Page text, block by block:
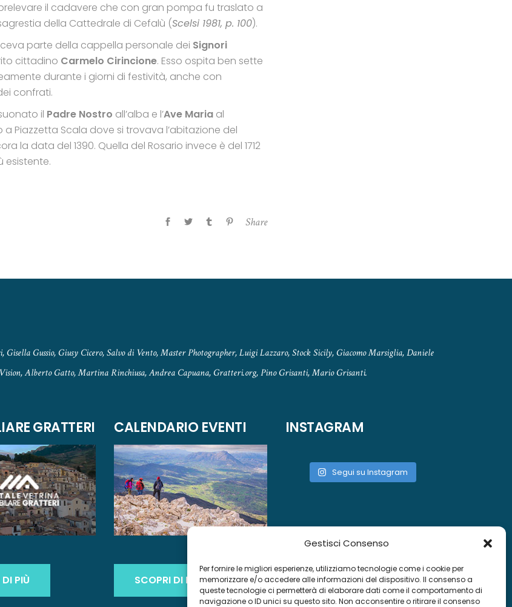
Gestisci Consenso
Per fornire le migliori esperienze, utilizziamo tecnologie come i cookie per
memorizzare e/o accedere alle informazioni del dispositivo. Il consenso a
queste tecnologie ci permetterà di elaborare dati come il comportamento di
navigazione o ID unici su questo sito. Non acconsentire o ritirare il consenso
il cadavere che con gran pompa fu traslato a
della Cattedrale di Cefalù (Scelsi 1981, p. 100).
parte della cappella personale dei Signori
cittadino Carmelo Cirincione. Esso ospita ben sette
durante i giorni di festività, anche con
confrati.
il Padre Nostro all’alba e l’Ave Maria al
Piazzetta Scala dove si trovava l’abitazione del
la data del 1390. Quella del Rosario invece è del 1712
esistente.
Share
Gisella Gussio, Giusy Cicero, Salvo di Vento, Master Photographer, Luigi Lazzaro, Stock Sicily, Giacomo Marsiglia, Daniele
Vision, Alberto Gatto, Martina Rinchiusa, Andrea Capuana, Gratteri.org, Pino Grisanti, Mario Grisanti.
GRATTERI
PIÙ
CALENDARIO EVENTI
SCOPRI DI PIÙ
INSTAGRAM
Segui su Instagram